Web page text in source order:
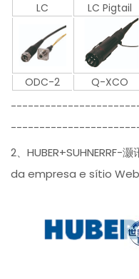
LC
LC Pigtail
ODC-2 Q-XCO
2、HUBER+SUHNERRF-
da empresa e sítio